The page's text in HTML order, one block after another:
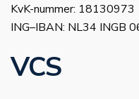
KvK-nummer: 18130973
ING–IBAN: NL34 INGB
VCS